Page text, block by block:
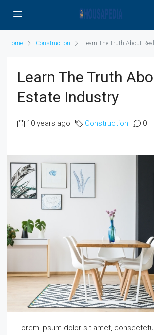
Home Construction Learn The Truth About
Learn The Truth
Estate Industry
10 years ago Construction 0
Lorem ipsum dolor sit amet,